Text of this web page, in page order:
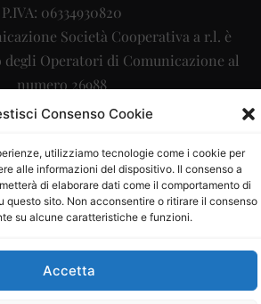
Consenso Cookie
utilizziamo tecnologie come i cookie per
alle informazioni del dispositivo. Il consenso a
di elaborare dati come il comportamento di
questo sito. Non acconsentire o ritirare il consenso
su alcune caratteristiche e funzioni.
Accetta
P.IVA: 06334930820
Società Cooperativa a r.l. è
Operatori di Comunicazione al
numero 26988
La Digitale srl– info@ladigitale.it